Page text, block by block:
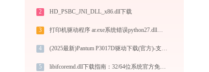
2 HD_PSBC_JNI_DLL_x86.dll下载
3 打印机驱动程序 ar.exe系统错误python27.dll丢失如何解决
4 (2025最新)Pantum P3017D驱动下载(官方)-支持Win10/Win11
5 libifcoremd.dll下载指南：32/64位系统官方免费版获取与修复教程